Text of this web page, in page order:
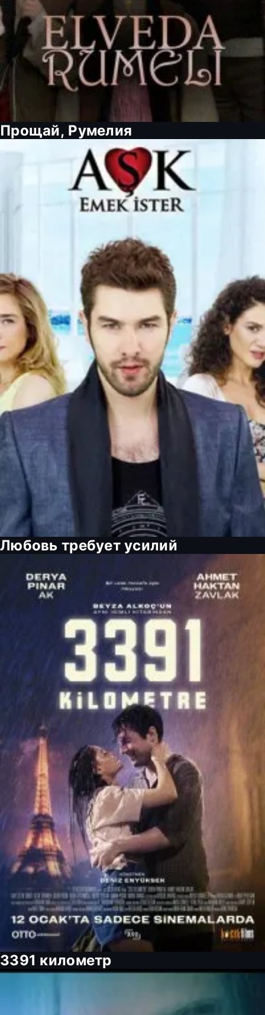
Прощай, Румелия
Любовь требует усилий
3391 километр